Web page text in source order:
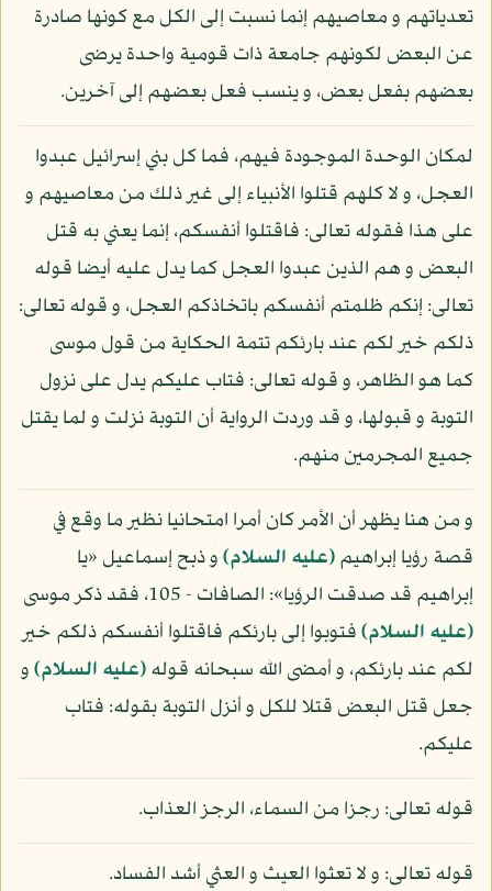
تعدياتهم و معاصيهم إنما نسبت إلى الكل مع كونها صادرة
عن البعض لكونهم جامعة ذات قومية واحدة يرضى
بعضهم بفعل بعض، و ينسب فعل بعضهم إلى آخرين.
لمكان الوحدة الموجودة فيهم، فما كل بني إسرائيل عبدوا
العجل، و لا كلهم قتلوا الأنبياء إلى غير ذلك من معاصيهم و
على هذا فقوله تعالى: فاقتلوا أنفسكم، إنما يعني به قتل
البعض و هم الذين عبدوا العجل كما يدل عليه أيضا قوله
تعالى: إنكم ظلمتم أنفسكم باتخاذكم العجل، و قوله تعالى:
ذلكم خير لكم عند بارئكم تتمة الحكاية من قول موسى
كما هو الظاهر، و قوله تعالى: فتاب عليكم يدل على نزول
التوبة و قبولها، و قد وردت الرواية أن التوبة نزلت و لما يقتل
جميع المجرمين منهم.
و من هنا يظهر أن الأمر كان أمرا امتحانيا نظير ما وقع في
قصة رؤيا إبراهيم(عليه السلام)و ذبح إسماعيل «يا
إبراهيم قد صدقت الرؤيا»: الصافات - 105، فقد ذكر موسى
(عليه السلام)فتوبوا إلى بارئكم فاقتلوا أنفسكم ذلكم خير
لكم عند بارئكم، و أمضى الله سبحانه قوله(عليه السلام)و
جعل قتل البعض قتلا للكل و أنزل التوبة بقوله: فتاب
عليكم.
قوله تعالى: رجزا من السماء، الرجز العذاب.
قوله تعالى: و لا تعثوا العيث و العثي أشد الفساد.